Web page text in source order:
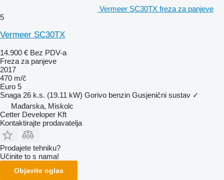
Vermeer SC30TX freza za panjeve
5
Vermeer SC30TX
14.900 € Bez PDV-a
Freza za panjeve
2017
470 m/č
Euro 5
Snaga 26 k.s. (19.11 kW) Gorivo benzin Gusjenični sustav ✓
Mađarska, Miskolc
Cetter Developer Kft
Kontaktirajte prodavatelja
Prodajete tehniku?
Učinite to s nama!
Objavite oglas